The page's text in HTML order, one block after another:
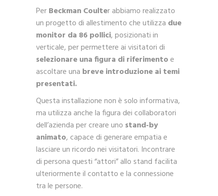
PerBeckman Coulter abbiamo realizzato
un progetto di allestimento che utilizza due
monitor da 86 pollici, posizionati in
verticale, per permettere ai visitatori di
selezionare una figura di riferimentoe
ascoltare una breve introduzione ai temi
presentati.
Questa installazione non è solo informativa,
ma utilizza anche la figura dei collaboratori
dell’azienda per creare uno stand-by
animato, capace di generare empatia e
lasciare un ricordo nei visitatori. Incontrare
di persona questi “attori” allo stand facilita
ulteriormente il contatto e la connessione
tra le persone.